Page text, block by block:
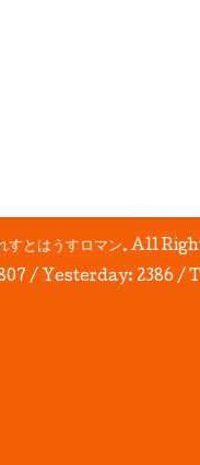
すとはうすロマン. All
/ Yesterday: 2386 /